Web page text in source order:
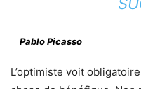
Pablo Picasso
L’optimiste voit